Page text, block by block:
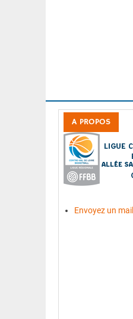
A PROPOS
Envoyez un mail